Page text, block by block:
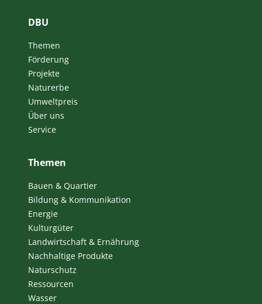
DBU
Themen
Förderung
Projekte
Naturerbe
Umweltpreis
Über uns
Service
Themen
Bauen & Quartier
Bildung & Kommunikation
Energie
Kulturgüter
Landwirtschaft & Ernährung
Nachhaltige Produkte
Naturschutz
Ressourcen
Wasser